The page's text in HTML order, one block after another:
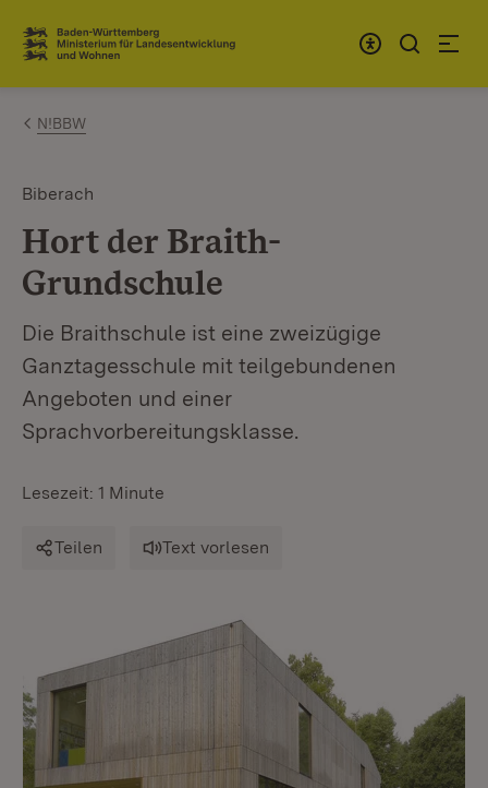
Zum Inhalt springen
Link zur Startseite
N!BBW
Biberach
Hort der Braith-
Grundschule
Die Braithschule ist eine zweizügige
Ganztagesschule mit teilgebundenen
Angeboten und einer
Sprachvorbereitungsklasse.
Lesezeit: 1 Minute
Teilen Text vorlesen